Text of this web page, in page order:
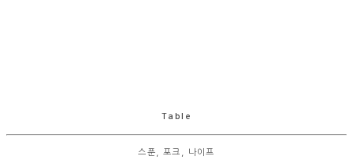
Table
스푼, 포크, 나이프